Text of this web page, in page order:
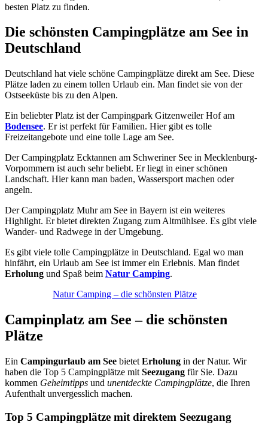
besten Platz zu finden.
Die schönsten Campingplätze am See in
Deutschland
Deutschland hat viele schöne Campingplätze direkt am See. Diese
Plätze laden zu einem tollen Urlaub ein. Man findet sie von der
Ostseeküste bis zu den Alpen.
Ein beliebter Platz ist der Campingpark Gitzenweiler Hof am
Bodensee. Er ist perfekt für Familien. Hier gibt es tolle
Freizeitangebote und eine tolle Lage am See.
Der Campingplatz Ecktannen am Schweriner See in Mecklenburg-
Vorpommern ist auch sehr beliebt. Er liegt in einer schönen
Landschaft. Hier kann man baden, Wassersport machen oder
angeln.
Der Campingplatz Muhr am See in Bayern ist ein weiteres
Highlight. Er bietet direkten Zugang zum Altmühlsee. Es gibt viele
Wander- und Radwege in der Umgebung.
Es gibt viele tolle Campingplätze in Deutschland. Egal wo man
hinfährt, ein Urlaub am See ist immer ein Erlebnis. Man findet
Erholung und Spaß beim Natur Camping.
Natur Camping – die schönsten Plätze
Campinplatz am See – die schönsten
Plätze
Ein Campingurlaub am See bietet Erholung in der Natur. Wir
haben die Top 5 Campingplätze mit Seezugang für Sie. Dazu
kommen Geheimtipps und unentdeckte Campingplätze, die Ihren
Aufenthalt unvergesslich machen.
Top 5 Campingplätze mit direktem Seezugang